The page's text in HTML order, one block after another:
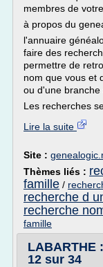
membres de
à propos du
l'annuaire
faire des
permettre de
nom que vous et
ou d'une branche
Les recherches se
Lire la suite
Site :
Thèmes liés :
famille /
recherche d
recherche
famille
LABARTHE
12 sur 34